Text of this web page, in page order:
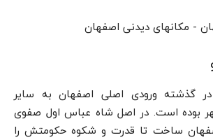
گذشته ورودی اصلی اصفهان به سایر
بوده است. در اصل شاه عباس اول صفوی
ساخت تا قدرت و شکوه حکومتش را